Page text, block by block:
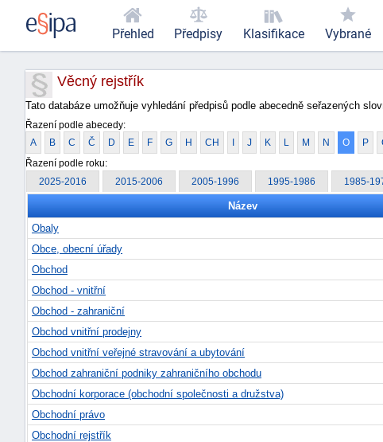
Věcný rejstřík
Tato databáze umožňuje vyhledání předpisů podle abecedně seřazených
Řazení podle abecedy:
A B C Č D E F G H CH I J K L M N O P
Řazení podle roku:
2025-2016 2015-2006 2005-1996 1995-1986 1985-
Název
Obaly
Obce, obecní úřady
Obchod
Obchod - vnitřní
Obchod - zahraniční
Obchod vnitřní prodejny
Obchod vnitřní veřejné stravování a ubytování
Obchod zahraniční podniky zahraničního obchodu
Obchodní korporace (obchodní společnosti a družstva)
Obchodní právo
Obchodní rejstřík
Přehled Předpisy Klasifikace Vybrané